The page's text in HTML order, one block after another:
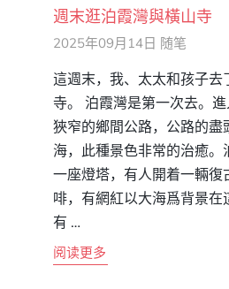
週末逛泊霞灣與橫山寺
2025年09月14日 随笔
這週末，我、太太和孩子去
寺。 泊霞灣是第一次去。
狹窄的鄉間公路，公路的盡
海，此種景色非常的治癒。
一座燈塔，有人開着一輛復
啡，有網紅以大海爲背景在
有 …
阅读更多